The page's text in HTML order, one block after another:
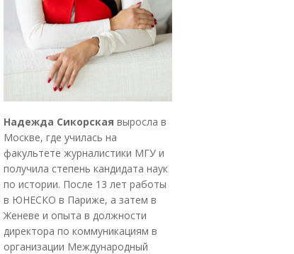
Надежда Сикорская выросла в
Москве, где училась на
факультете журналистики МГУ и
получила степень кандидата наук
по истории. После 13 лет работы
в ЮНЕСКО в Париже, а затем в
Женеве и опыта в должности
директора по коммуникациям в
организации Международный